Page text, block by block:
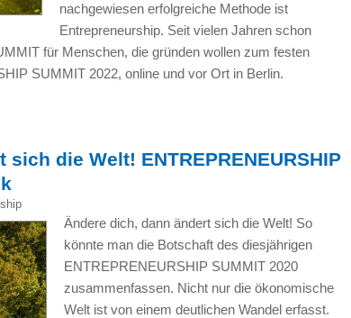
nachgewiesen erfolgreiche Methode ist
Entrepreneurship. Seit vielen Jahren schon
für Menschen, die gründen wollen zum festen
SUMMIT 2022, online und vor Ort in Berlin.
die Welt! ENTREPRENEURSHIP
Ändere dich, dann ändert sich die Welt! So
könnte man die Botschaft des diesjährigen
ENTREPRENEURSHIP SUMMIT 2020
zusammenfassen. Nicht nur die ökonomische
Welt ist von einem deutlichen Wandel erfasst.